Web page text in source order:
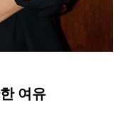
여유